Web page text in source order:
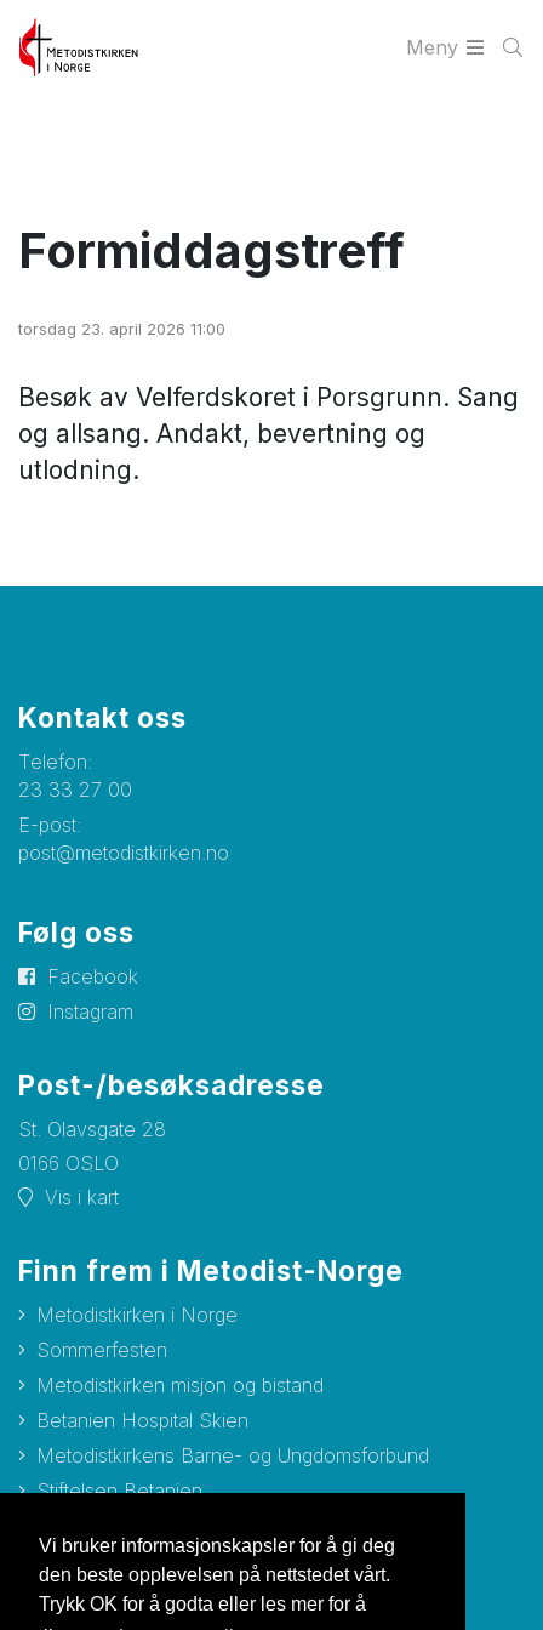
Vi bruker informasjonskapsler for å gi deg
den beste opplevelsen på nettstedet vårt.
Trykk OK for å godta eller les mer for å
Meny
Formiddagstreff
torsdag 23. april 2026 11:00
Besøk av Velferdskoret i Porsgrunn. Sang
og allsang. Andakt, bevertning og
utlodning.
Kontakt oss
Telefon:
23 33 27 00
E-post:
post@metodistkirken.no
Følg oss
Facebook
Instagram
Post-/besøksadresse
St. Olavsgate 28
0166 OSLO
Vis i kart
Finn frem i Metodist-Norge
Metodistkirken i Norge
Sommerfesten
Metodistkirken misjon og bistand
Betanien Hospital Skien
Metodistkirkens Barne- og Ungdomsforbund
Stiftelsen Betanien